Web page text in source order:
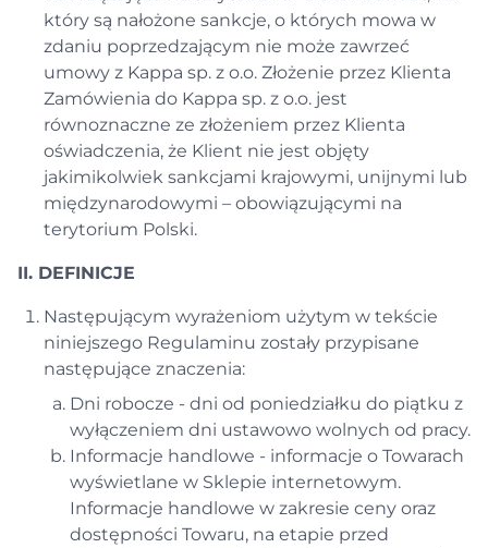
który są nałożone sankcje, o których mowa w
zdaniu poprzedzającym nie może zawrzeć
umowy z Kappa sp. z o.o. Złożenie przez Klienta
Zamówienia do Kappa sp. z o.o. jest
równoznaczne ze złożeniem przez Klienta
oświadczenia, że Klient nie jest objęty
jakimikolwiek sankcjami krajowymi, unijnymi lub
międzynarodowymi – obowiązującymi na
terytorium Polski.
II. DEFINICJE
Następującym wyrażeniom użytym w tekście
niniejszego Regulaminu zostały przypisane
następujące znaczenia:
Dni robocze - dni od poniedziałku do piątku z
wyłączeniem dni ustawowo wolnych od pracy.
Informacje handlowe - informacje o Towarach
wyświetlane w Sklepie internetowym.
Informacje handlowe w zakresie ceny oraz
dostępności Towaru, na etapie przed